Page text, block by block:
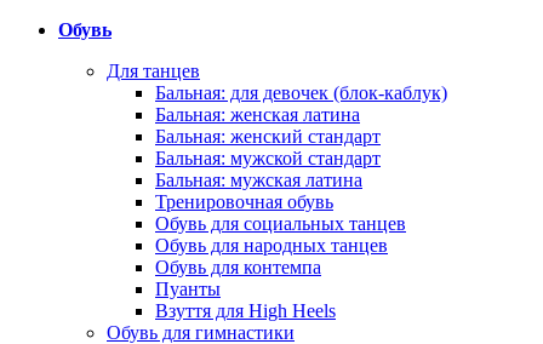
Обувь
Для танцев
Бальная: для девочек (блок-каблук)
Бальная: женская латина
Бальная: женский стандарт
Бальная: мужской стандарт
Бальная: мужская латина
Тренировочная обувь
Обувь для социальных танцев
Обувь для народных танцев
Обувь для контемпа
Пуанты
Взуття для High Heels
Обувь для гимнастики